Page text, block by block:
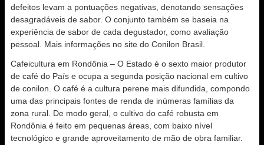
defeitos levam a pontuações negativas, denotando sensações
desagradáveis de sabor. O conjunto também se baseia na
experiência de sabor de cada degustador, como avaliação
pessoal. Mais informações no site do Conilon Brasil.
Cafeicultura em Rondônia – O Estado é o sexto maior produtor
de café do País e ocupa a segunda posição nacional em cultivo
de conilon. O café é a cultura perene mais difundida, compondo
uma das principais fontes de renda de inúmeras famílias da
zona rural. De modo geral, o cultivo do café robusta em
Rondônia é feito em pequenas áreas, com baixo nível
tecnológico e grande aproveitamento de mão de obra familiar.